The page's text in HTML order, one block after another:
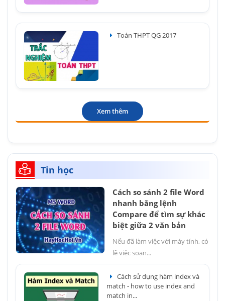
Toán THPT QG 2017
Xem thêm
Tin học
Cách so sánh 2 file Word
nhanh bằng lệnh
Compare để tìm sự khác
biệt giữa 2 văn bản
Nếu đã làm việc với máy tính, có
lẽ việc soạn...
Cách sử dụng hàm index và
match - how to use index and
match in...